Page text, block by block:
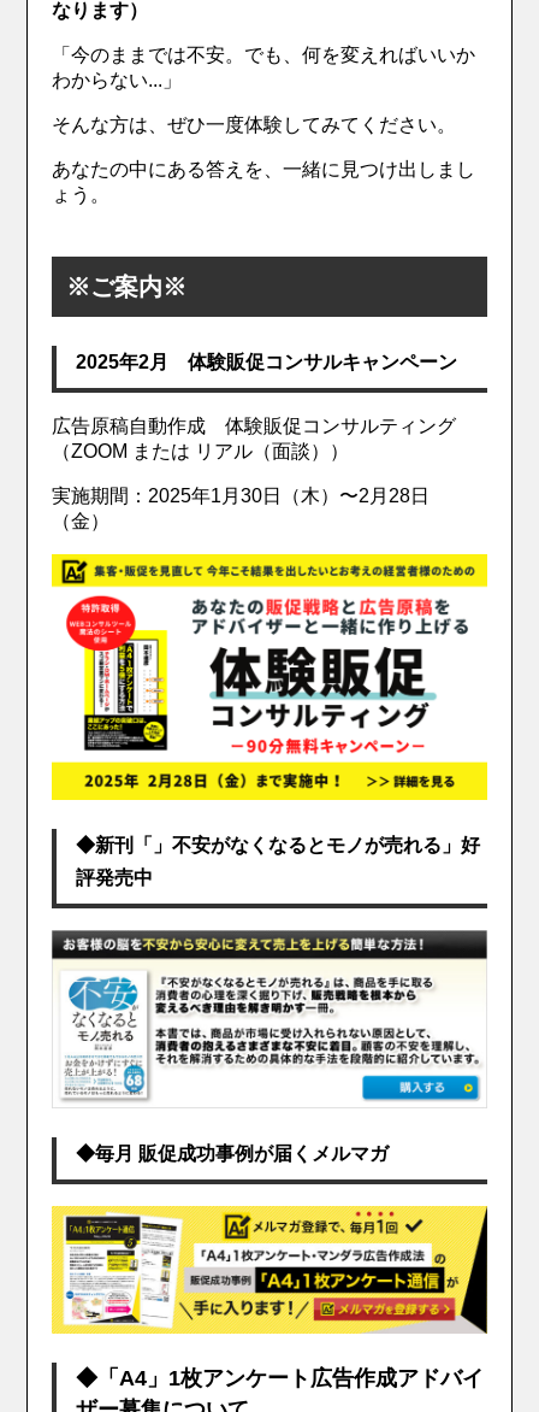
なります）
「今のままでは不安。でも、何を変えればいいか
わからない...」
そんな方は、ぜひ一度体験してみてください。
あなたの中にある答えを、一緒に見つけ出しまし
ょう。
※ご案内※
2025年2月 体験販促コンサルキャンペーン
広告原稿自動作成 体験販促コンサルティング
（ZOOM または リアル（面談））
実施期間：2025年1月30日（木）〜2月28日
（金）
◆新刊「」不安がなくなるとモノが売れる」好
評発売中
◆毎月 販促成功事例が届くメルマガ
◆「A4」1枚アンケート広告作成アドバイ